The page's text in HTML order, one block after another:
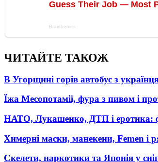
ЧИТАЙТЕ ТАКОЖ
В Угорщині горів автобус з
Їжа Месопотамії, фура з пивом і
НАТО, Лукашенко, ДТП і еротика:
Химерні маски, манекени, Femen і
Скелети, наркотики та Японія у